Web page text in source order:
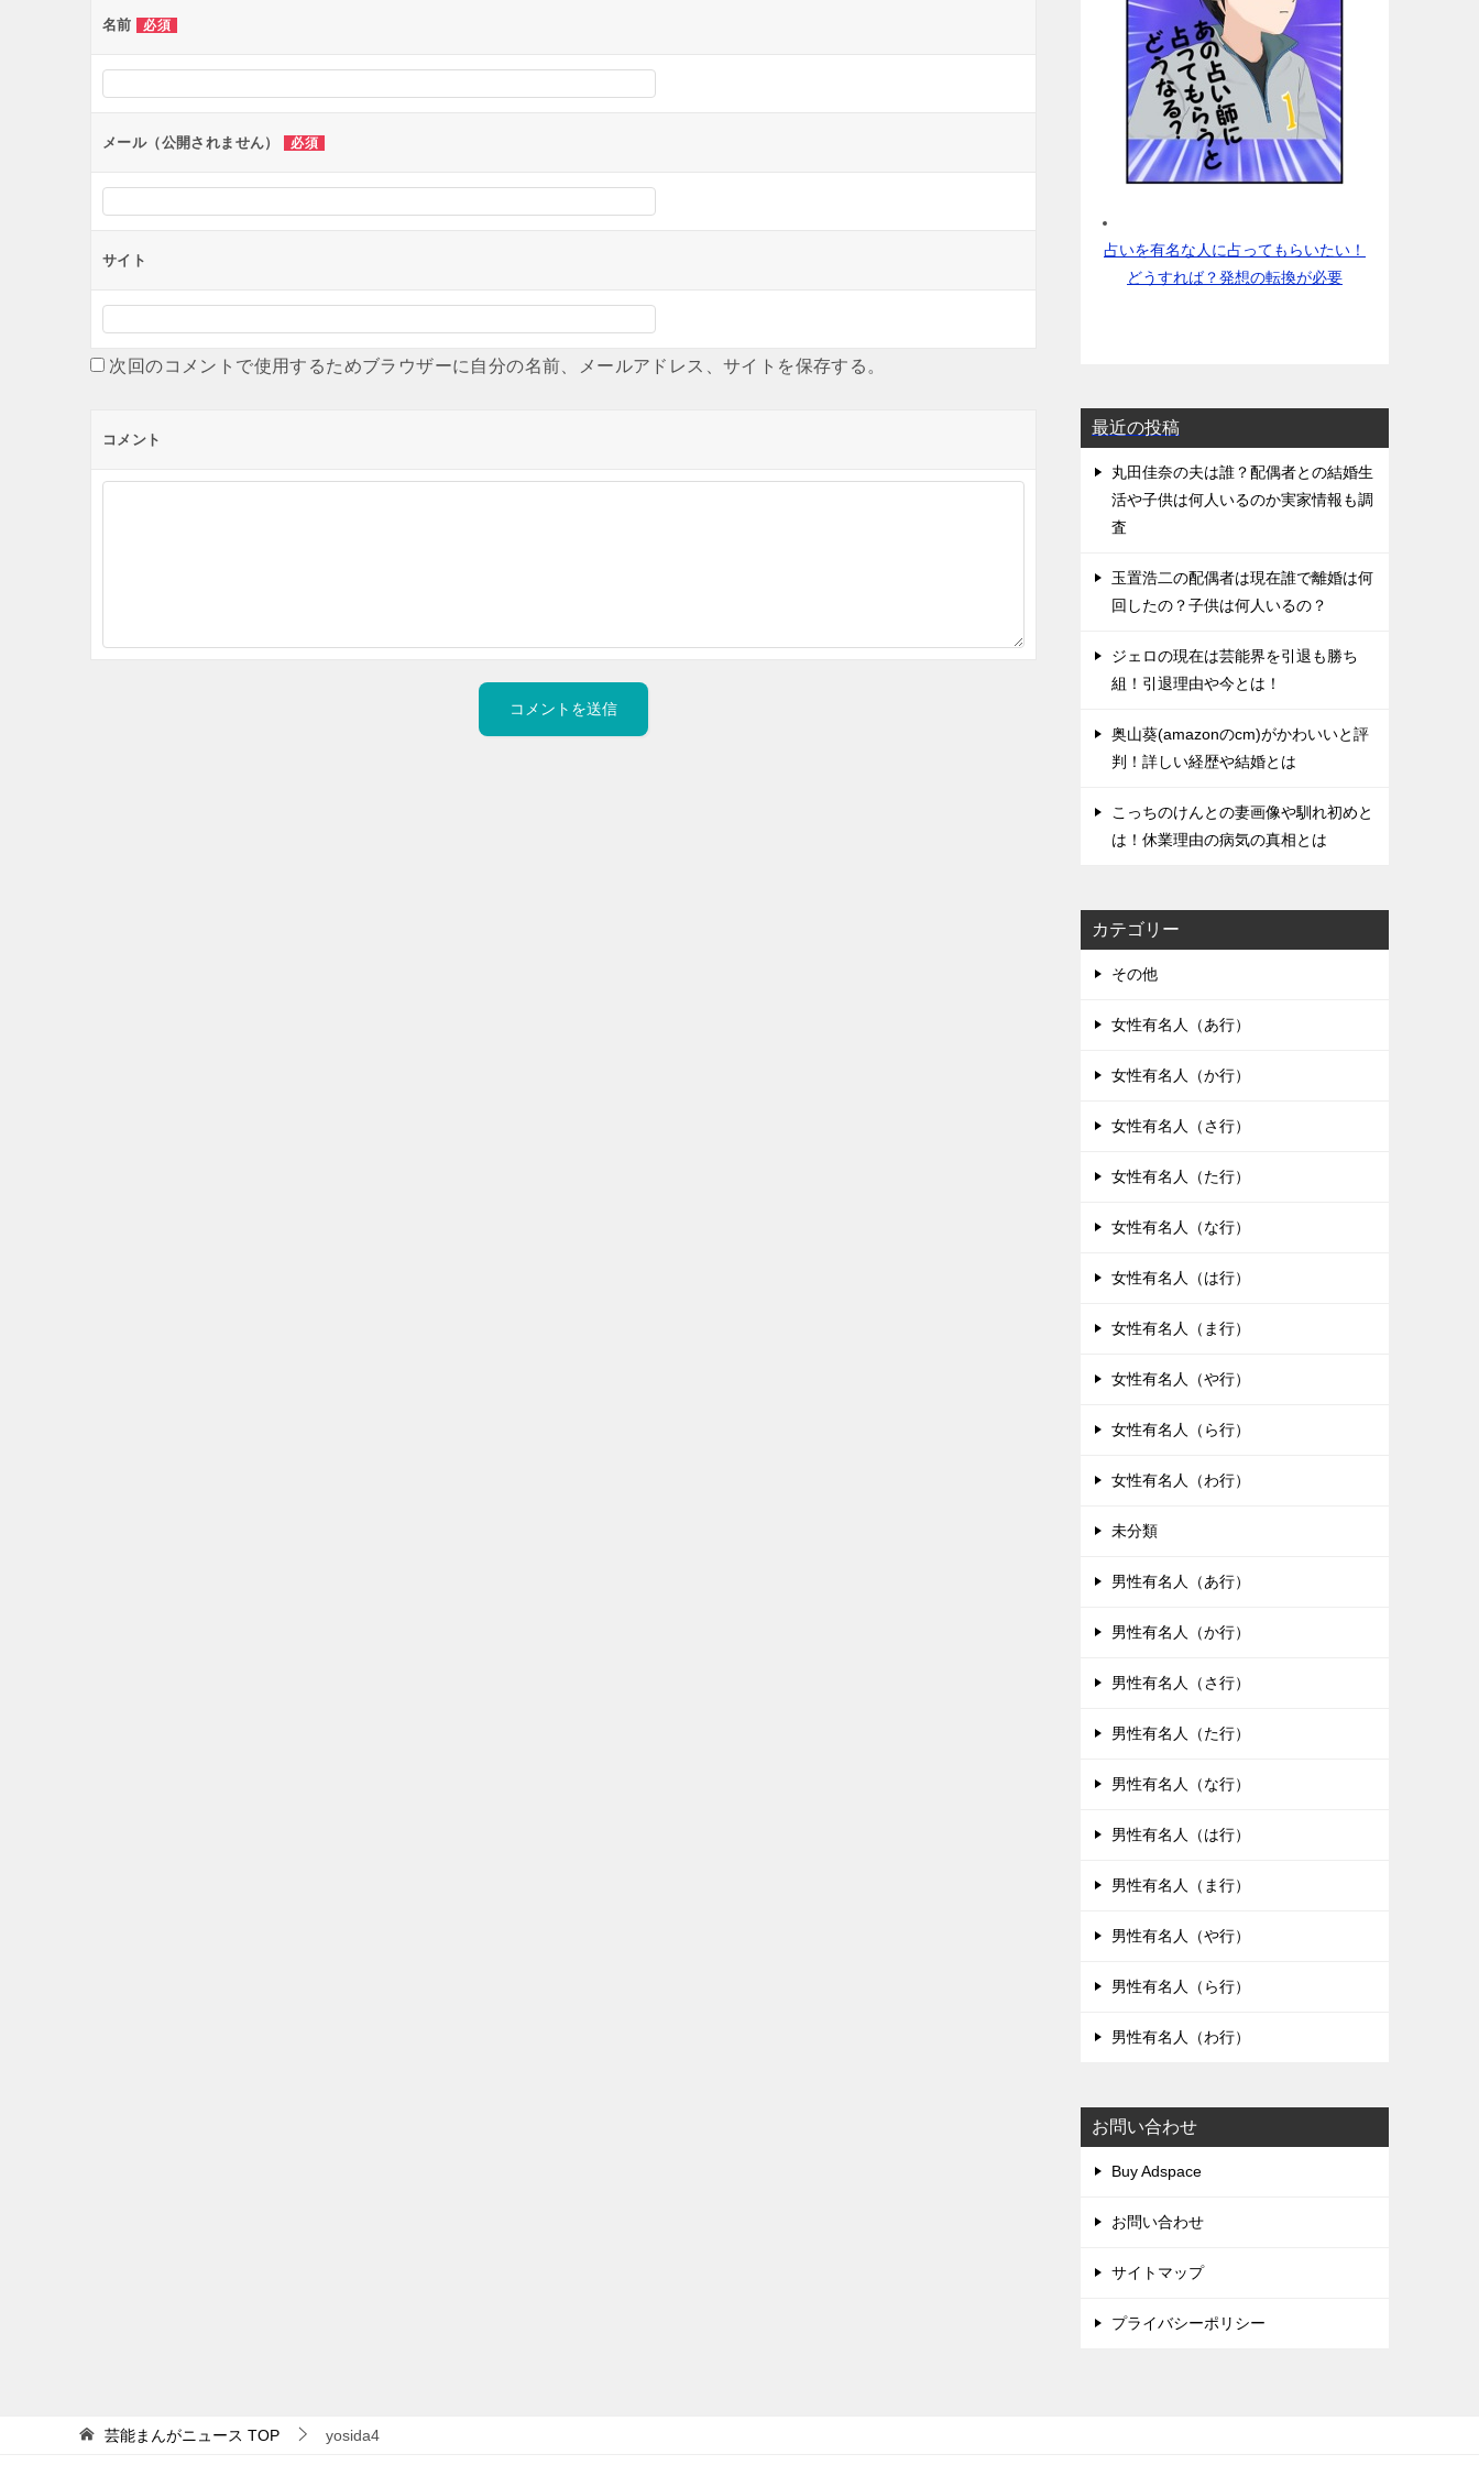
ー
ョ
ン
名前 必須
メール（公開されません） 必須
サイト
次回のコメントで使用するためブラウザーに自分の名前、メールアドレス、サイトを保存する。
コメント
占いを有名な人に占ってもらいたい！
どうすれば？発想の転換が必要
最近の投稿
丸田佳奈の夫は誰？配偶者との結婚生
活や子供は何人いるのか実家情報も調
査
玉置浩二の配偶者は現在誰で離婚は何
回したの？子供は何人いるの？
ジェロの現在は芸能界を引退も勝ち
組！引退理由や今とは！
奥山葵(amazonのcm)がかわいいと評
判！詳しい経歴や結婚とは
こっちのけんとの妻画像や馴れ初めと
は！休業理由の病気の真相とは
カテゴリー
その他
女性有名人（あ行）
女性有名人（か行）
女性有名人（さ行）
女性有名人（た行）
女性有名人（な行）
女性有名人（は行）
女性有名人（ま行）
女性有名人（や行）
女性有名人（ら行）
女性有名人（わ行）
未分類
男性有名人（あ行）
男性有名人（か行）
男性有名人（さ行）
男性有名人（た行）
男性有名人（な行）
男性有名人（は行）
男性有名人（ま行）
男性有名人（や行）
男性有名人（ら行）
男性有名人（わ行）
お問い合わせ
Buy Adspace
お問い合わせ
サイトマップ
プライバシーポリシー
芸能まんがニュース TOP yosida4